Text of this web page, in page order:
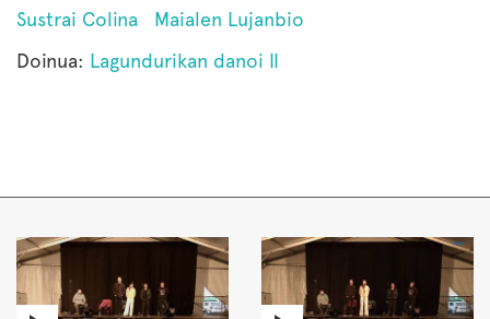
Sustrai Colina
Maialen Lujanbio
Doinua: Lagundurikan danoi II